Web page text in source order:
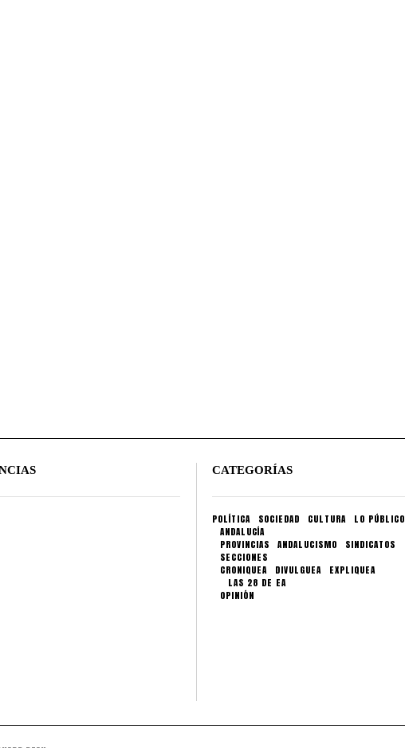
CATEGORÍAS
POLÍTICA SOCIEDAD CULTURA
LO PÚBLICO
ANDALUCÍA
PROVINCIAS
ANDALUCISMO
SINDICATOS
SECCIONES
CRONIQUEA
DIVULGUEA
EXPLIQUEA
LAS 28 DE EA
OPINIÓN